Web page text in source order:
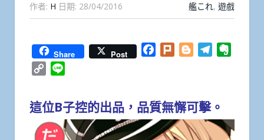
作者: H 日期: 28/04/2016 艦これ, 遊戲
Share Post Facebook
Plurk BloggerTelegram
Copy
這位B子控的出品，品質無懈可擊。